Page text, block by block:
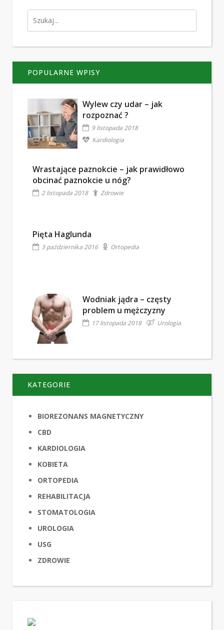
POPULARNE WPISY
Wylew czy udar – jak
rozpoznać ?
9 listopada 2018
Kardiologia
Wrastające paznokcie – jak prawidłowo
obcinać paznokcie u nóg?
2 listopada 2018 Zdrowie
Pięta Haglunda
3 października 2016 Ortopedia
Wodniak jądra – częsty
problem u mężczyzny
17 listopada 2018 Urologia
KATEGORIE
BIOREZONANS MAGNETYCZNY
CBD
KARDIOLOGIA
KOBIETA
ORTOPEDIA
REHABILITACJA
STOMATOLOGIA
UROLOGIA
USG
ZDROWIE